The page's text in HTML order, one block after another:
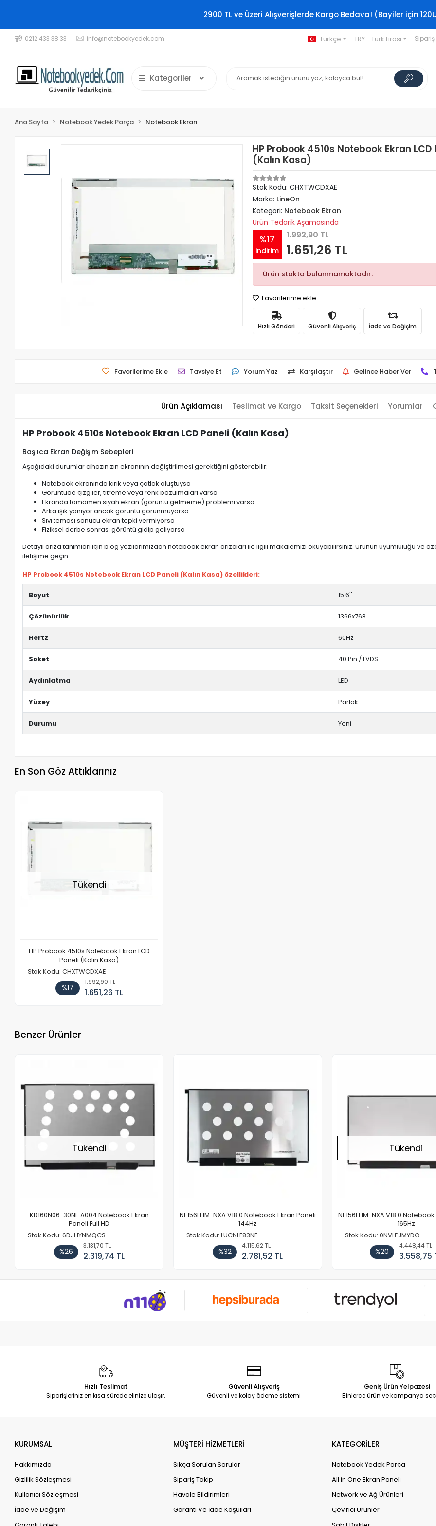
2900 TL ve Üzeri Alışverişlerde Kargo Bedava! (Bayiler için
0212 433 38 33 info@notebookyedek.com Türkçe TRY - Türk Lirası
Kategoriler
Ana Sayfa Notebook Yedek Parça Notebook Ekran
HP Probook 4510s Notebook Ekran LCD
(Kalın Kasa)
Stok Kodu: CHXTWCDXAE
Marka: LineOn
Kategori: Notebook Ekran
Ürün Tedarik Aşamasında
%17
indirim
1.992,90 TL
1.651,26 TL
Ürün stokta bulunmamaktadır.
Favorilerime ekle
Hızlı Gönderi Güvenli Alışveriş İade ve Değişim
Favorilerime Ekle Tavsiye Et Yorum Yaz Karşılaştır Gelince Haber Ver
Ürün Açıklaması Teslimat ve Kargo Taksit Seçenekleri Yorumlar
HP Probook 4510s Notebook Ekran LCD Paneli (Kalın Kasa)
Başlıca Ekran Değişim Sebepleri
Aşağıdaki durumlar cihazınızın ekranının değiştirilmesi gerektiğini gösterebilir:
Notebook ekranında kırık veya çatlak oluştuysa
Görüntüde çizgiler, titreme veya renk bozulmaları varsa
Ekranda tamamen siyah ekran (görüntü gelmeme) problemi varsa
Arka ışık yanıyor ancak görüntü görünmüyorsa
Sıvı teması sonucu ekran tepki vermiyorsa
Fiziksel darbe sonrası görüntü gidip geliyorsa
Detaylı arıza tanımları için blog yazılarımızdan notebook ekran arızaları ile ilgili makalemizi okuyabilirsiniz. Ürünün uyumluluğu
iletişime geçin.
HP Probook 4510s Notebook Ekran LCD Paneli (Kalın Kasa) özellikleri:
Boyut 15.6''
Çözünürlük 1366x768
Hertz 60Hz
Soket 40 Pin / LVDS
Aydınlatma LED
Yüzey Parlak
Durumu Yeni
En Son Göz Attıklarınız
Tükendi
HP Probook 4510s Notebook Ekran LCD
Paneli (Kalın Kasa)
Stok Kodu: CHXTWCDXAE
%17
1.992,90 TL
1.651,26 TL
Benzer Ürünler
Tükendi
KD160N06-30NI-A004 Notebook Ekran
Paneli Full HD
Stok Kodu: 6DJHYNMQCS
%26
3.131,70 TL
2.319,74 TL
NE156FHM-NXA V18.0 Notebook Ekran Paneli
144Hz
Stok Kodu: LUCNLF83NF
%32
4.115,62 TL
2.781,52 TL
Tükendi
NE156FHM-NXA V18.0
165Hz
Stok Kodu: 0NVLEJMYDO
%20
4.448,44 TL
3.558,75
Hızlı Teslimat
Siparişleriniz en kısa sürede elinize ulaşır.
Güvenli Alışveriş
Güvenli ve kolay ödeme sistemi
Geniş Ürün Yelpazesi
Binlerce ürün ve kampanya
KURUMSAL
Hakkımızda
Gizlilik Sözleşmesi
Kullanıcı Sözleşmesi
İade ve Değişim
MÜŞTERİ HİZMETLERİ
Sıkça Sorulan Sorular
Sipariş Takip
Havale Bildirimleri
Garanti Ve İade Koşulları
KATEGORİLER
Notebook Yedek Parça
All in One Ekran Paneli
Network ve Ağ Ürünleri
Çevirici Ürünler